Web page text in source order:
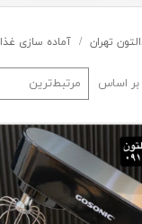
آشپرخانه
صفحه ای
تهران آماده سازی غذا
اساس مرتبط‌ترین